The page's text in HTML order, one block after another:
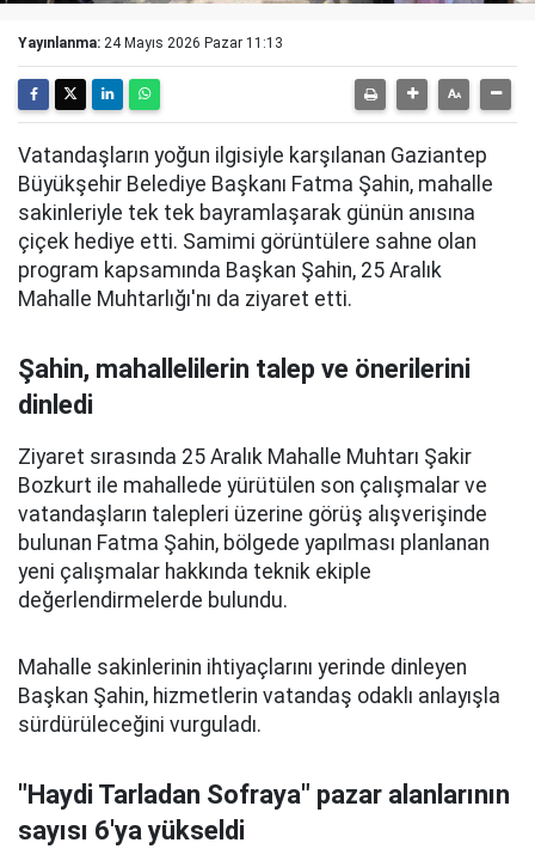
Yayınlanma: 24 Mayıs 2026 Pazar 11:13
Vatandaşların yoğun ilgisiyle karşılanan Gaziantep
Büyükşehir Belediye Başkanı Fatma Şahin, mahalle
sakinleriyle tek tek bayramlaşarak günün anısına
çiçek hediye etti. Samimi görüntülere sahne olan
program kapsamında Başkan Şahin, 25 Aralık
Mahalle Muhtarlığı'nı da ziyaret etti.
Şahin, mahallelilerin talep ve önerilerini
dinledi
Ziyaret sırasında 25 Aralık Mahalle Muhtarı Şakir
Bozkurt ile mahallede yürütülen son çalışmalar ve
vatandaşların talepleri üzerine görüş alışverişinde
bulunan Fatma Şahin, bölgede yapılması planlanan
yeni çalışmalar hakkında teknik ekiple
değerlendirmelerde bulundu.
Mahalle sakinlerinin ihtiyaçlarını yerinde dinleyen
Başkan Şahin, hizmetlerin vatandaş odaklı anlayışla
sürdürüleceğini vurguladı.
"Haydi Tarladan Sofraya" pazar alanlarının
sayısı 6'ya yükseldi